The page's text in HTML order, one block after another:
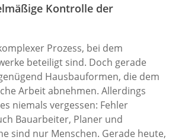
Kontrolle der
Prozess, bei dem
beteiligt sind. Doch gerade
Hausbauformen, die dem
Arbeit abnehmen. Allerdings
niemals vergessen: Fehler
Bauarbeiter, Planer und
sind nur Menschen. Gerade heute,